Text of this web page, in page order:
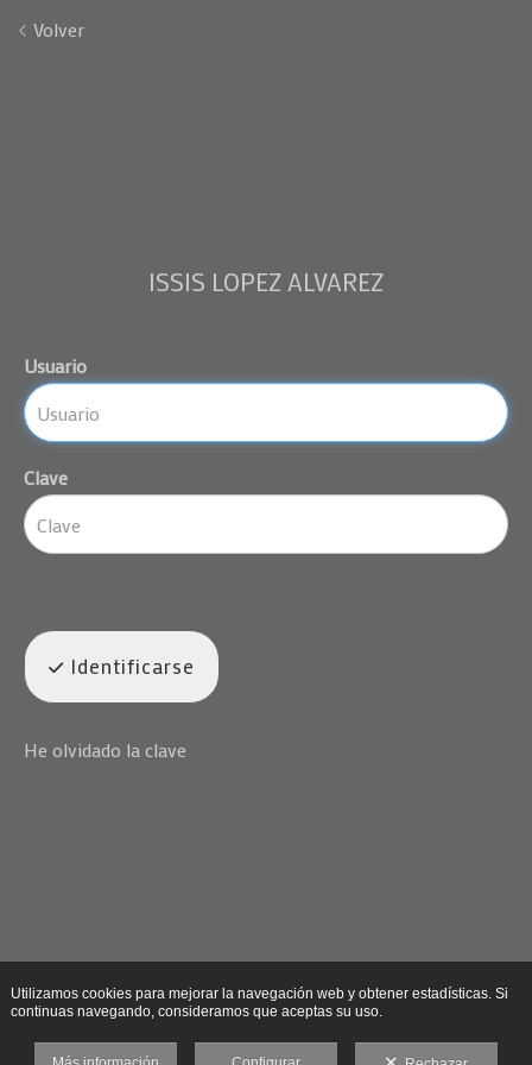
Volver
ISSIS LOPEZ ALVAREZ
Usuario
Clave
Identificarse
He olvidado la clave
Utilizamos cookies para mejorar la navegación web y obtener estadísticas. Si
continuas navegando, consideramos que aceptas su uso.